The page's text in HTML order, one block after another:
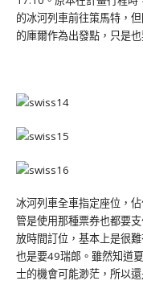
的冰河列車前往策馬特，
的庫爾作為出發點，只是
冰河列車全車指定座位，
管是使用那種票券也都要
放時間訂位，基本上是很
也是要49瑞郎。雖然知道
士的機會可能渺茫，所以